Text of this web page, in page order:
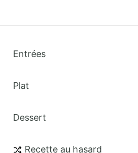
Entrées
Plat
Dessert
Recette au hasard